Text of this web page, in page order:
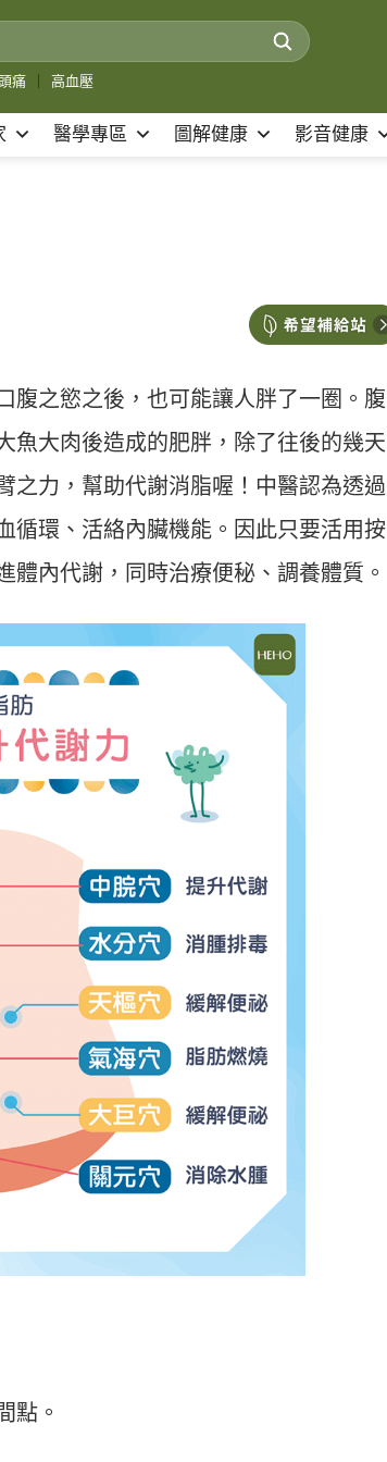
痛 高血壓
醫學專區 圖解健康 影音健康
腹之慾之後，也可能讓人胖了一圈。腹
魚大肉後造成的肥胖，除了往後的幾天
之力，幫助代謝消脂喔！中醫認為透過
循環、活絡內臟機能。因此只要活用按
內代謝，同時治療便秘、調養體質。
點。